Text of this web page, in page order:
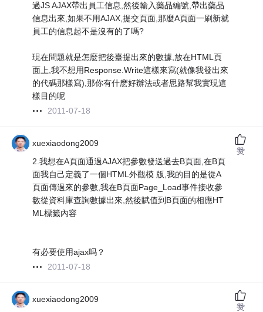
過JS AJAX帶出員工信息,然後輸入藥品編號,帶出藥品
信息出來,如果不用AJAX,提交頁面,那麼A頁面一刷新就
員工的信息起不是沒有的了嗎?
現在問題就是怎麼把後臺提出來的數據,放在HTML頁
面上,我不想用Response.Write這樣來寫(就像我發出來
的代碼那樣寫),那你有什麽好辦法或者思路幫我實現這
樣目的呢
2011-07-18
xuexiaodong2009
2.我想在A頁面通過AJAX把參數發送過去B頁面,在B頁
面我自己定義了一個HTML外觀模 版,我的目的是從A
頁面傳過來的參數,我在B頁面Page_Load事件接收參
數從資料庫查詢數據出來,然後賦值到B頁面的相應HT
ML標籤內容
有必要使用ajax吗？
2011-07-18
赞
xuexiaodong2009
赞